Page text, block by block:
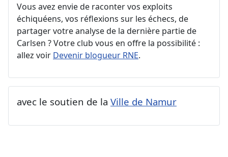
Vous avez envie de raconter vos exploits
échiquéens, vos réflexions sur les échecs, de
partager votre analyse de la dernière partie de
Carlsen ? Votre club vous en offre la possibilité :
allez voir Devenir blogueur RNE.
avec le soutien de la Ville de Namur